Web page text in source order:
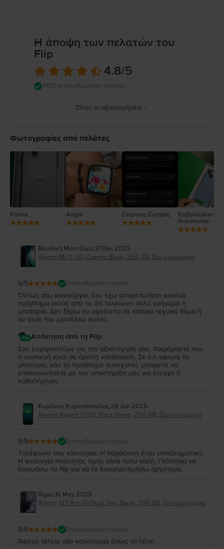
Η άποψη των πελατών του
Flip
4.8/5
4425 επαληθευμένες κριτικές
Όλες οι αξιολογήσεις
4
2
1
Φωτογραφίες από πελάτες
Korina Angie Στεργιος Ζωηρός
Καβαλαράκη
Αναστασια
Βασιλική Μάντζαρη,31 Dec 2025
Xiaomi Mi 11i 5G, Cosmic Black, 256 GB, Σαν καινούργιο
5/5 Επαληθευμένη κριτική
Όντως σαν καινούργιο, δεν έχω αντιμετωπίσει κανένα
πρόβλημα εκτός από το ότι τελειώνει πολύ γρήγορα η
μπαταρία. Δεν ξέρω αν οφείλεται σε κάποιο τεχνικό θέμα ή
αν είναι του μοντέλου αυτού.
Απάντηση από τη Flip
Σας ευχαριστούμε για την αξιολόγησή σας. Χαιρόμαστε που
η συσκευή είναι σε άριστη κατάσταση. Σε ό,τι αφορά τη
μπαταρία, εάν το πρόβλημα συνεχιστεί, μπορείτε να
επικοινωνήσετε με την υποστήριξη μας για έλεγχο ή
καθοδήγηση.
Κυριάκος Κυριτσόπουλος,28 Jun 2025
Xiaomi Xiaomi 13 5G, Flora Green, 256 GB, Σαν καινούργιο
5/5 Επαληθευμένη κριτική
Τηλέφωνο σαν καινούριο. Η παράδοση ήταν υποδειγματική.
Η αναλογία ποιότητας τιμής είναι πολύ καλή. Πείστηκα να
δοκιμάσω το flip για να το ξαναπροτιμήσω αργότερα.
Rigas,16 May 2025
Xiaomi 12T Pro 5G Dual Sim, Black, 256 GB, Σαν καινούργιο
5/5 Επαληθευμένη κριτική
Άψογο τέλειο σάν καινούργιο όπως το λένε!